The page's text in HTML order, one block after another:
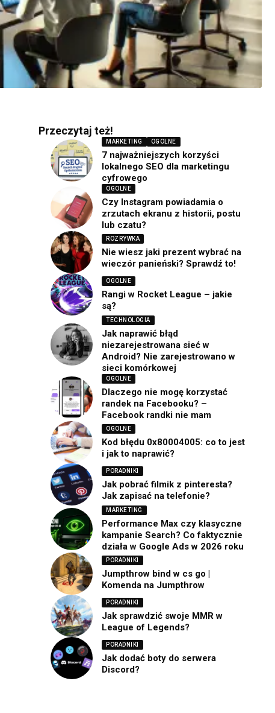
Przeczytaj też!
MARKETING OGOLNE
7 najważniejszych korzyści
lokalnego SEO dla marketingu
cyfrowego
OGOLNE
Czy Instagram powiadamia o
zrzutach ekranu z historii, postu
lub czatu?
ROZRYWKA
Nie wiesz jaki prezent wybrać na
wieczór panieński? Sprawdź to!
OGOLNE
Rangi w Rocket League – jakie
są?
TECHNOLOGIA
Jak naprawić błąd
niezarejestrowana sieć w
Android? Nie zarejestrowano w
sieci komórkowej
OGOLNE
Dlaczego nie mogę korzystać
randek na Facebooku? –
Facebook randki nie mam
OGOLNE
Kod błędu 0x80004005: co to jest
i jak to naprawić?
PORADNIKI
Jak pobrać filmik z pinteresta?
Jak zapisać na telefonie?
MARKETING
Performance Max czy klasyczne
kampanie Search? Co faktycznie
działa w Google Ads w 2026 roku
PORADNIKI
Jumpthrow bind w cs go |
Komenda na Jumpthrow
PORADNIKI
Jak sprawdzić swoje MMR w
League of Legends?
PORADNIKI
Jak dodać boty do serwera
Discord?